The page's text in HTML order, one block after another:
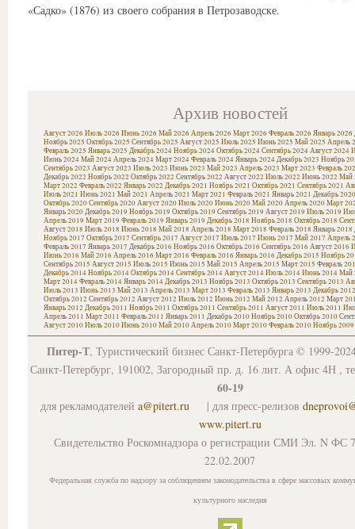
«Садко» (1876) из своего собрания в Петрозаводске.
Архив новостей
Август 2026 Июль 2026 Июнь 2026 Май 2026 Апрель 2026 Март 2026 Февраль 2026 Январь 2026
Ноябрь 2025 Октябрь 2025 Сентябрь 2025 Август 2025 Июль 2025 Июнь 2025 Май 2025 Апрель
Февраль 2025 Январь 2025 Декабрь 2024Ноябрь 2024Октябрь 2024Сентябрь 2024Август 2024
Июнь 2024Май 2024Апрель 2024Март 2024Февраль 2024Январь 2024Декабрь 2023 Ноябрь
Сентябрь 2023 Август 2023 Июль 2023 Июнь 2023 Май 2023 Апрель 2023 Март 2023 Февраль
Декабрь 2022 Ноябрь 2022 Октябрь 2022 Сентябрь 2022 Август 2022 Июль 2022 Июнь 2022 Май
Март 2022 Февраль 2022 Январь 2022 Декабрь 2021 Ноябрь 2021 Октябрь 2021 Сентябрь 2021
Июль 2021 Июнь 2021 Май 2021 Апрель 2021 Март 2021 Февраль 2021 Январь 2021 Декабрь 2020
Октябрь 2020Сентябрь 2020Август 2020Июль 2020Июнь 2020Май 2020Апрель 2020Март
Январь 2020Декабрь 2019 Ноябрь 2019 Октябрь 2019 Сентябрь 2019 Август 2019 Июль 2019
Апрель 2019 Март 2019 Февраль 2019 Январь 2019 Декабрь 2018 Ноябрь 2018 Октябрь 2018
Август 2018 Июль 2018 Июнь 2018 Май 2018 Апрель 2018 Март 2018 Февраль 2018 Январь 2018
Ноябрь 2017 Октябрь 2017 Сентябрь 2017 Август 2017 Июль 2017 Июнь 2017 Май 2017 Апрель
Февраль 2017 Январь 2017 Декабрь 2016 Ноябрь 2016 Октябрь 2016 Сентябрь 2016 Август 2016
Июнь 2016 Май 2016 Апрель 2016 Март 2016 Февраль 2016 Январь 2016 Декабрь 2015 Ноябрь
Сентябрь 2015 Август 2015 Июль 2015 Июнь 2015 Май 2015 Апрель 2015 Март 2015 Февраль
Декабрь 2014Ноябрь 2014Октябрь 2014Сентябрь 2014Август 2014Июль 2014Июнь 2014Май
Март 2014Февраль 2014Январь 2014Декабрь 2013 Ноябрь 2013 Октябрь 2013 Сентябрь 2013
Июль 2013 Июнь 2013 Май 2013 Апрель 2013 Март 2013 Февраль 2013 Январь 2013 Декабрь 2012
Октябрь 2012 Сентябрь 2012 Август 2012 Июль 2012 Июнь 2012 Май 2012 Апрель 2012 Март
Январь 2012 Декабрь 2011 Ноябрь 2011 Октябрь 2011 Сентябрь 2011 Август 2011 Июль 2011
Апрель 2011 Март 2011 Февраль 2011 Январь 2011 Декабрь 2010Ноябрь 2010Октябрь 2010
Август 2010Июль 2010Июнь 2010Май 2010Апрель 2010Март 2010Февраль 2010Ноябрь 2009
Питер-Т, Туристический бизнес Санкт-Петербурга © 1999-
Санкт-Петербург, 191002, Загородный пр. д. 16 лит. А офис 4Н ,
60-19
для рекламодателей a@pitert.ru | для пресс-релизов
www.pitert.ru
Свидетельство Роскомнадзора о регистрации СМИ Эл. N ФС
22.02.2007
Федеральная служба по надзору за соблюдением законодательства в сфере массовых
культурного наследия